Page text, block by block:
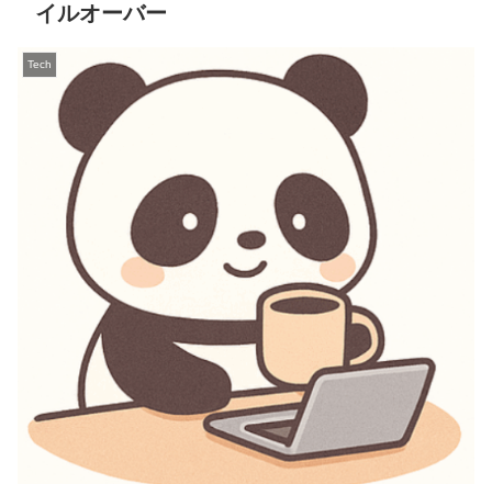
イルオーバー
Tech